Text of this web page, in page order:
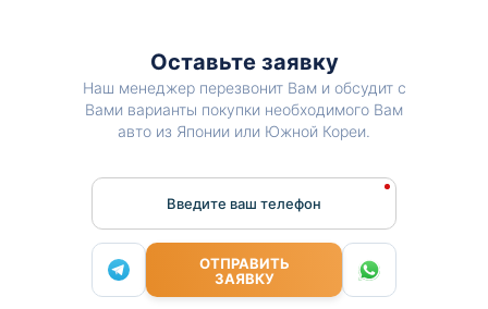
Оставьте заявку
Наш менеджер перезвонит Вам и обсудит с
Вами варианты покупки необходимого Вам
авто из Японии или Южной Кореи.
Введите ваш телефон
ОТПРАВИТЬ
ЗАЯВКУ